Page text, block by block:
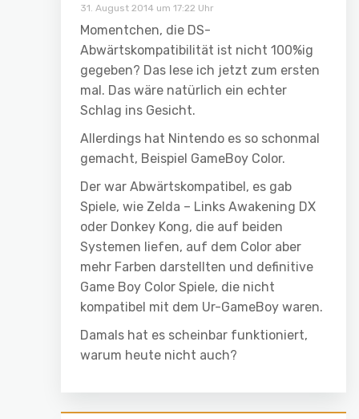
31. August 2014 um 17:22 Uhr
Momentchen, die DS-
Abwärtskompatibilität ist nicht 100%ig
gegeben? Das lese ich jetzt zum ersten
mal. Das wäre natürlich ein echter
Schlag ins Gesicht.
Allerdings hat Nintendo es so schonmal
gemacht, Beispiel GameBoy Color.
Der war Abwärtskompatibel, es gab
Spiele, wie Zelda – Links Awakening DX
oder Donkey Kong, die auf beiden
Systemen liefen, auf dem Color aber
mehr Farben darstellten und definitive
Game Boy Color Spiele, die nicht
kompatibel mit dem Ur-GameBoy waren.
Damals hat es scheinbar funktioniert,
warum heute nicht auch?